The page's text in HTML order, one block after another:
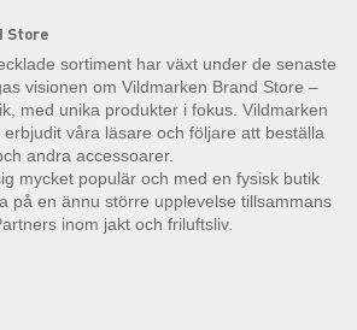
Store
sortiment har växt under de senaste
visionen om Vildmarken Brand Store –
med unika produkter i fokus. Vildmarken
våra läsare och följare att beställa
andra accessoarer.
mycket populär och med en fysisk butik
på en ännu större upplevelse tillsammans
inom jakt och friluftsliv.